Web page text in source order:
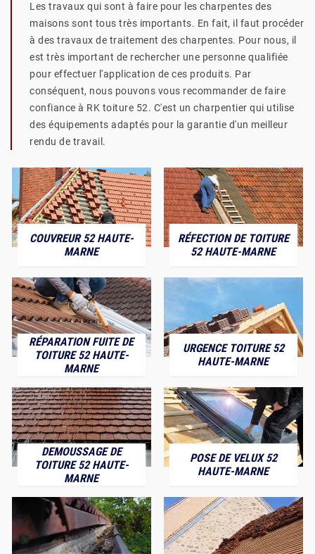
Les travaux qui sont à faire pour les charpentes des
maisons sont tous très importants. En fait, il faut procéder
à des travaux de traitement des charpentes. Pour nous, il
est très important de rechercher une personne qualifiée
pour effectuer l'application de ces produits. Par
conséquent, nous pouvons vous recommander de faire
confiance à RK toiture 52. C'est un charpentier qui utilise
des équipements adaptés pour la garantie d'un meilleur
rendu de travail.
COUVREUR 52 HAUTE-
MARNE
RÉFECTION DE TOITURE
52 HAUTE-MARNE
RÉPARATION FUITE DE
TOITURE 52 HAUTE-
MARNE
URGENCE TOITURE 52
HAUTE-MARNE
DEMOUSSAGE DE
TOITURE 52 HAUTE-
MARNE
POSE DE VELUX 52
HAUTE-MARNE